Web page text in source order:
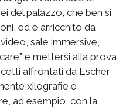
del palazzo, che ben si
ed è arricchito da
sale immersive,
e mettersi alla prova
affrontati da Escher
xilografie e
ad esempio, con la